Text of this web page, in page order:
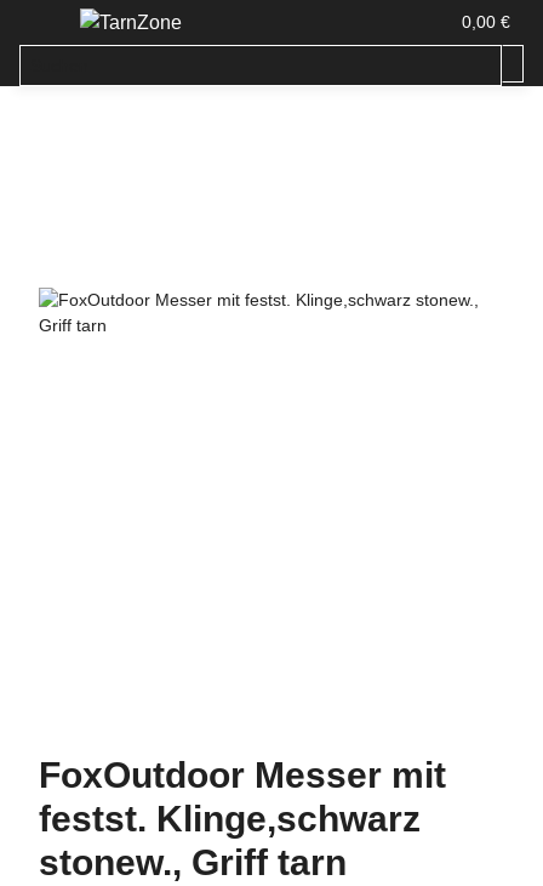
0,00 €
FoxOutdoor Messer mit
festst. Klinge,schwarz
stonew., Griff tarn